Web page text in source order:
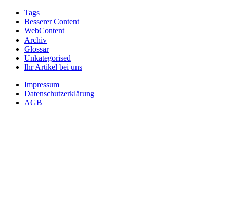
Tags
Besserer Content
WebContent
Archiv
Glossar
Unkategorised
Ihr Artikel bei uns
Impressum
Datenschutzerklärung
AGB